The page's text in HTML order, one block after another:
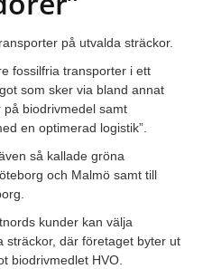
på utvalda sträckor.
fossilfria transporter i ett
som sker via bland annat
biodrivmedel samt
en optimerad logistik”.
så kallade gröna
och Malmö samt till
kunder kan välja
sträckor, där företaget byter ut
biodrivmedlet HVO.